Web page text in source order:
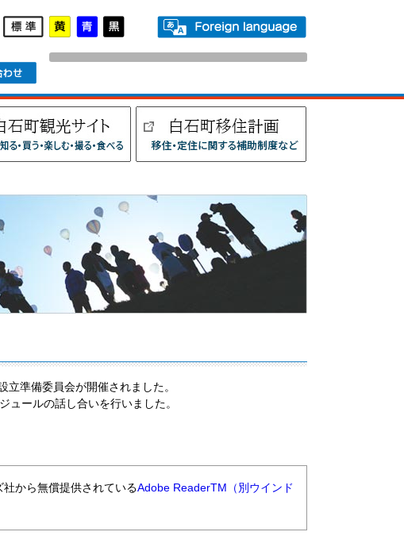
準備委員会が開催されました。
ールの話し合いを行いました。
から無償提供されているAdobe ReaderTM（別ウインド